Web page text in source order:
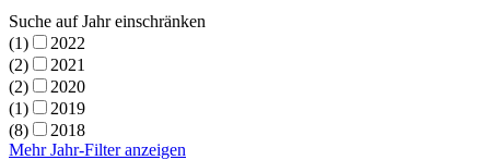
Suche auf Jahr einschränken
(1)
2022
(2)
2021
(2)
2020
(1)
2019
(8)
2018
Mehr Jahr-Filter anzeigen